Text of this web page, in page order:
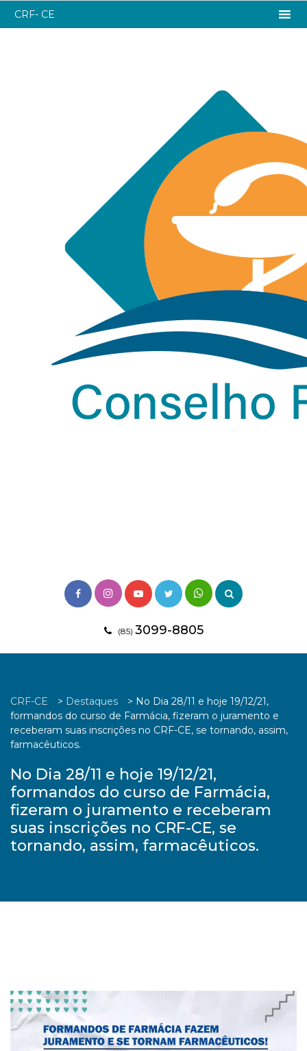
(85) 3099-8805
CRF- CE
CRF-CE > Destaques > No Dia 28/11 e hoje 19/12/21,
formandos do curso de Farmácia, fizeram o juramento e
receberam suas inscrições no CRF-CE, se tornando, assim,
farmacêuticos.
No Dia 28/11 e hoje 19/12/21,
formandos do curso de Farmácia,
fizeram o juramento e receberam
suas inscrições no CRF-CE, se
tornando, assim, farmacêuticos.